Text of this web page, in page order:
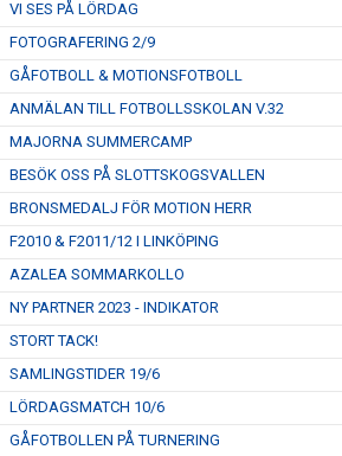
VI SES PÅ LÖRDAG
FOTOGRAFERING 2/9
GÅFOTBOLL & MOTIONSFOTBOLL
ANMÄLAN TILL FOTBOLLSSKOLAN V.32
MAJORNA SUMMERCAMP
BESÖK OSS PÅ SLOTTSKOGSVALLEN
BRONSMEDALJ FÖR MOTION HERR
F2010 & F2011/12 I LINKÖPING
AZALEA SOMMARKOLLO
NY PARTNER 2023 - INDIKATOR
STORT TACK!
SAMLINGSTIDER 19/6
LÖRDAGSMATCH 10/6
GÅFOTBOLLEN PÅ TURNERING